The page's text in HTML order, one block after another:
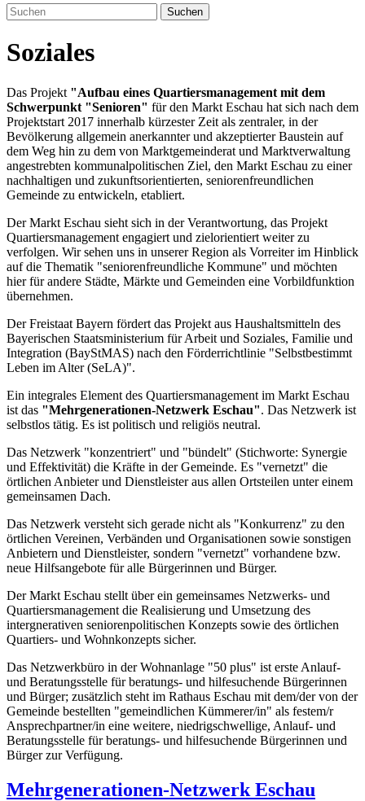
Suchen
Soziales
Das Projekt "Aufbau eines Quartiersmanagement mit dem
Schwerpunkt "Senioren" für den Markt Eschau hat sich nach dem
Projektstart 2017 innerhalb kürzester Zeit als zentraler, in der
Bevölkerung allgemein anerkannter und akzeptierter Baustein auf
dem Weg hin zu dem von Marktgemeinderat und Marktverwaltung
angestrebten kommunalpolitischen Ziel, den Markt Eschau zu einer
nachhaltigen und zukunftsorientierten, seniorenfreundlichen
Gemeinde zu entwickeln, etabliert.
Der Markt Eschau sieht sich in der Verantwortung, das Projekt
Quartiersmanagement engagiert und zielorientiert weiter zu
verfolgen. Wir sehen uns in unserer Region als Vorreiter im Hinblick
auf die Thematik "seniorenfreundliche Kommune" und möchten
hier für andere Städte, Märkte und Gemeinden eine Vorbildfunktion
übernehmen.
Der Freistaat Bayern fördert das Projekt aus Haushaltsmitteln des
Bayerischen Staatsministerium für Arbeit und Soziales, Familie und
Integration (BayStMAS) nach den Förderrichtlinie "Selbstbestimmt
Leben im Alter (SeLA)".
Ein integrales Element des Quartiersmanagement im Markt Eschau
ist das "Mehrgenerationen-Netzwerk Eschau". Das Netzwerk ist
selbstlos tätig. Es ist politisch und religiös neutral.
Das Netzwerk "konzentriert" und "bündelt" (Stichworte: Synergie
und Effektivität) die Kräfte in der Gemeinde. Es "vernetzt" die
örtlichen Anbieter und Dienstleister aus allen Ortsteilen unter einem
gemeinsamen Dach.
Das Netzwerk versteht sich gerade nicht als "Konkurrenz" zu den
örtlichen Vereinen, Verbänden und Organisationen sowie sonstigen
Anbietern und Dienstleister, sondern "vernetzt" vorhandene bzw.
neue Hilfsangebote für alle Bürgerinnen und Bürger.
Der Markt Eschau stellt über ein gemeinsames Netzwerks- und
Quartiersmanagement die Realisierung und Umsetzung des
intergnerativen seniorenpolitischen Konzepts sowie des örtlichen
Quartiers- und Wohnkonzepts sicher.
Das Netzwerkbüro in der Wohnanlage "50 plus" ist erste Anlauf-
und Beratungsstelle für beratungs- und hilfesuchende Bürgerinnen
und Bürger; zusätzlich steht im Rathaus Eschau mit dem/der von der
Gemeinde bestellten "gemeindlichen Kümmerer/in" als festem/r
Ansprechpartner/in eine weitere, niedrigschwellige, Anlauf- und
Beratungsstelle für beratungs- und hilfesuchende Bürgerinnen und
Bürger zur Verfügung.
Mehrgenerationen-Netzwerk Eschau